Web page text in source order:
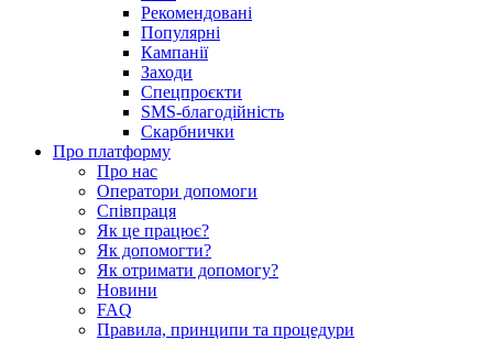
Рекомендовані
Популярні
Кампанії
Заходи
Спецпроєкти
SMS-благодійність
Скарбнички
Про платформу
Про нас
Оператори допомоги
Співпраця
Як це працює?
Як допомогти?
Як отримати допомогу?
Новини
FAQ
Правила, принципи та процедури